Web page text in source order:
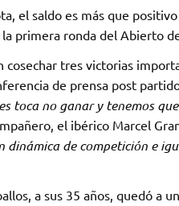
el saldo es más que
primera ronda del Abierto
cosechar tres victorias
de prensa post
toca no ganar y tenemos
el ibérico Marcel
dinámica de competición e
a sus 35 años, quedó a